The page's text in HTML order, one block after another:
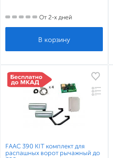
От 2-х дней
FAAC 390 KIT комплект для
распашных ворот рычажный до